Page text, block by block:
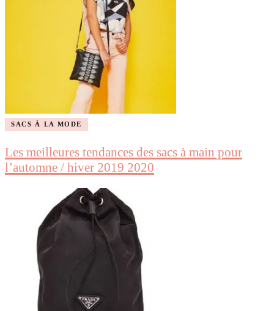
SACS À LA MODE
Les meilleures tendances des sacs à main pour
l’automne / hiver 2019 2020